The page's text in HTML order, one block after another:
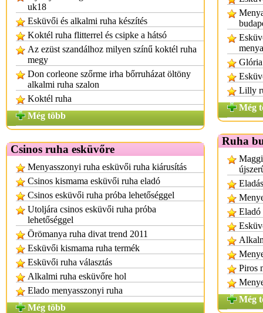
uk18
Esküvői és alkalmi ruha készítés
Koktél ruha flitterrel és csipke a hátsó
Az ezüst szandálhoz milyen színű koktél ruha
megy
Don corleone szőrme irha bőrruházat öltöny
alkalmi ruha szalon
Koktél ruha
Még több
Csinos ruha esküvőre
Menyasszonyi ruha esküvői ruha kiárusítás
Csinos kismama esküvői ruha eladó
Csinos esküvői ruha próba lehetőséggel
Utoljára csinos esküvői ruha próba
lehetőséggel
Örömanya ruha divat trend 2011
Esküvői kismama ruha termék
Esküvői ruha választás
Alkalmi ruha esküvőre hol
Elado menyasszonyi ruha
Még több
Lilly
Még
Ruha
Eladó
Piros
Még